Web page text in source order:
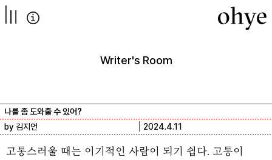
컨텐츠로
넘어가기
Writer's Room
나를 좀 도와줄 수 있어?
by 김지언
2024.4.11
고통스러울 때는 이기적인 사람이 되기 쉽다. 고통이